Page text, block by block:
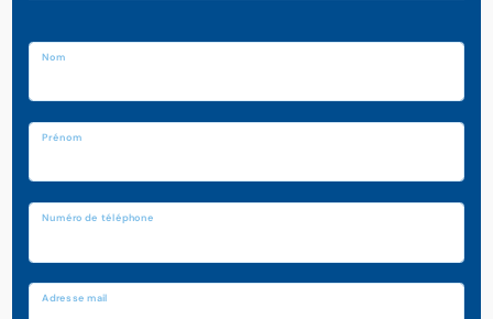
Nom
Prénom
Numéro de téléphone
Adresse mail